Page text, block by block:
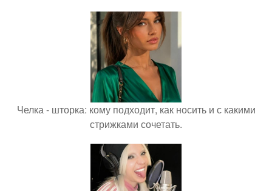
Челка - шторка: кому подходит, как носить и с какими
стрижками сочетать.